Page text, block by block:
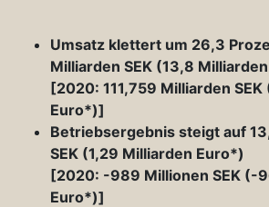
Umsatz klettert um 26,3
Milliarden SEK (13,8
[2020: 111,759 Milliarden
Euro*)]
Betriebsergebnis steigt auf
SEK (1,29 Milliarden Euro*)
[2020: -989 Millionen SEK (-
Euro*)]